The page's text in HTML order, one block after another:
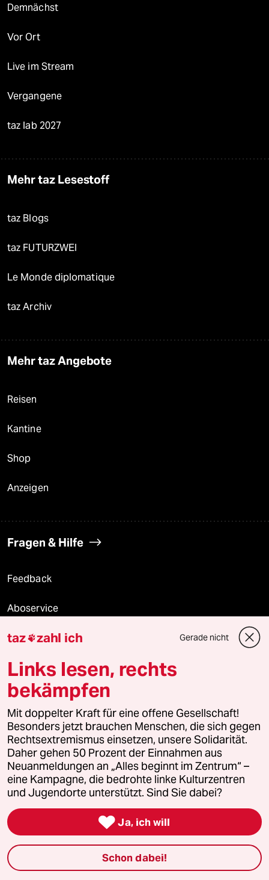
Demnächst
Vor Ort
Live im Stream
Vergangene
taz lab 2027
Mehr taz Lesestoff
taz Blogs
taz FUTURZWEI
Le Monde diplomatique
taz Archiv
Mehr taz Angebote
Reisen
Kantine
Shop
Anzeigen
Fragen & Hilfe
Feedback
Aboservice
ePaper Login
Downloads für Abonnierende
© 2026 taz Verlags und Vertriebs GmbH
Alle Rechte vorbehalten. Bei rechtlichen Fragen oder für Genehmigungen
wenden Sie sich bitte anlizenzen@taz.de
Feedback Redaktionsstatut Kommune-Richtlinien KI-
Leitlinie Informant Datenschutz Impressum AGB
Seitenwende Einwilligungen widerrufen (Ads)
taz zahl ich Gerade nicht
Links lesen, rechts
bekämpfen
Mit doppelter Kraft für eine offene Gesellschaft!
Besonders jetzt brauchen Menschen, die sich gegen
Rechtsextremismus einsetzen, unsere Solidarität.
Daher gehen 50 Prozent der Einnahmen aus
Neuanmeldungen an „Alles beginnt im Zentrum“ –
eine Kampagne, die bedrohte linke Kulturzentren
und Jugendorte unterstützt. Sind Sie dabei?
 Ja, ich will
Schon dabei!